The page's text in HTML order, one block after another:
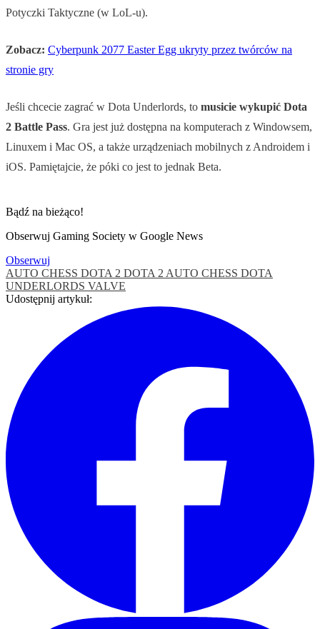
Potyczki Taktyczne (w LoL-u).
Zobacz: Cyberpunk 2077 Easter Egg ukryty przez twórców na
stronie gry
Jeśli chcecie zagrać w Dota Underlords, to musicie wykupić Dota
2 Battle Pass. Gra jest już dostępna na komputerach z Windowsem,
Linuxem i Mac OS, a także urządzeniach mobilnych z Androidem i
iOS. Pamiętajcie, że póki co jest to jednak Beta.
Bądź na bieżąco!
Obserwuj Gaming Society w Google News
Obserwuj
AUTO CHESS DOTA 2 DOTA 2 AUTO CHESS DOTA
UNDERLORDS VALVE
Udostępnij artykuł: